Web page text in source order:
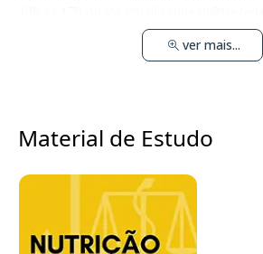
ver mais...
Material de Estudo